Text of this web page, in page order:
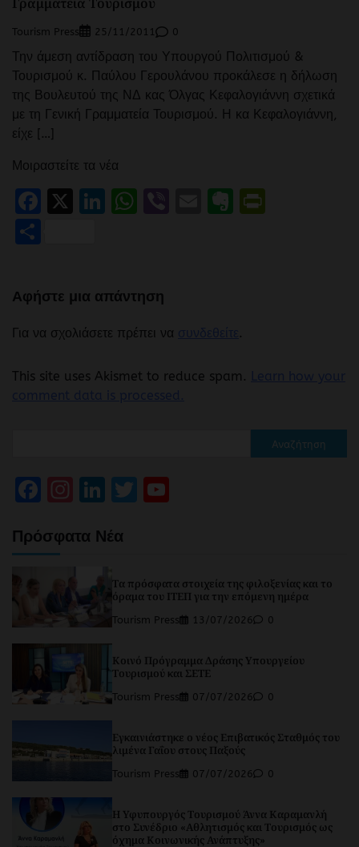
Tourism Press 25/11/2011 0
Την άμεση αντίδραση του Υπουργού Πολιτισμού &
Τουρισμού κ. Παύλου Γερουλάνου προκάλεσε η δήλωση
της Βουλευτού της ΝΔ κας Όλγας Κεφαλογιάννη σχετικά
με τη Γενική Γραμματεία Τουρισμού. Η κα Κεφαλογιάννη,
είχε […]
Μοιραστείτε τα νέα
Facebook
X LinkedIn
WhatsApp
ViberEmailEvernote
Αφήστε μια απάντηση
Για να σχολιάσετε πρέπει να .
This site uses Akismet to reduce spam.
Αναζήτηση
Facebook
Instagram
LinkedIn
Twitter
Πρόσφατα Νέα
Τα πρόσφατα στοιχεία της φιλοξενίας και το
όραμα του ΙΤΕΠ για την επόμενη ημέρα
Tourism Press 13/07/2026 0
Κοινό Πρόγραμμα Δράσης Υπουργείου
Τουρισμού και ΣΕΤΕ
Tourism Press 07/07/2026 0
Εγκαινιάστηκε ο νέος Επιβατικός Σταθμός του
λιμένα Γαΐου στους Παξούς
Tourism Press 07/07/2026 0
Η Υφυπουργός Τουρισμού Άννα Καραμανλή
στο Συνέδριο «Αθλητισμός και Τουρισμός ως
όχημα Κοινωνικής Ανάπτυξης»